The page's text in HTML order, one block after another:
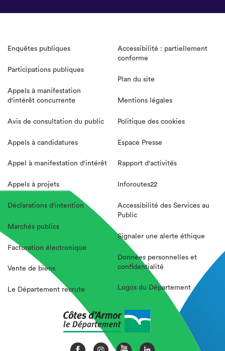
Enquêtes publiques
Participations publiques
Appels à manifestation
d'intérêt concurrente
Avis de consultation du public
Appels à candidatures
Appel à manifestation d'intérêt
Appels à projets
Déclarations d'intention
Marchés publics
Facturation électronique
Vente de biens
Le Département recrute
Accessibilité : partiellement
conforme
Plan du site
Mentions légales
Politique des cookies
Espace Presse
Rapport d'activités
Inforoutes22
Accessibilité des Services au
Public
Signaler une alerte éthique
Données personnelles et
confidentialité
Logos du Département